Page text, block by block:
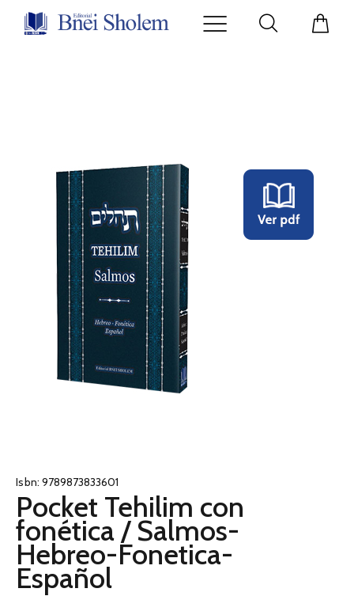
Isbn: 9789873833601
Pocket Tehilim con
fonética / Salmos-
Hebreo-Fonetica-
Español